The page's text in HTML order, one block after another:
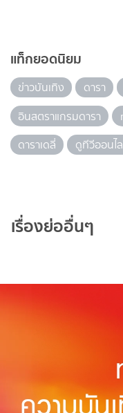
แท็กยอดนิยม
ข่าวบันเทิง ดารา
อินสตราแกรมดารา
ดาราเดลี่
ดูทีวีออนไ
เรื่องย่ออื่นๆ